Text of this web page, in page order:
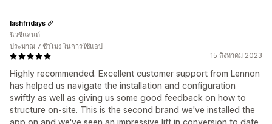
15 สิงหาคม 2023
Highly recommended. Excellent customer support from Lennon
has helped us navigate the installation and configuration
swiftly as well as giving us some good feedback on how to
structure on-site. This is the second brand we've installed the
app on and we've seen an impressive lift in conversion to date
lashfridays
นิวซีแลนด์
ประมาณ 7 ชั่วโมง ในการใช้แอป